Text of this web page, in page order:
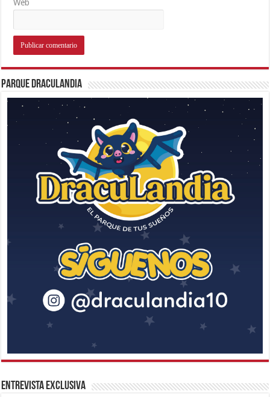
Web
Parque Draculandia
Entrevista Exclusiva